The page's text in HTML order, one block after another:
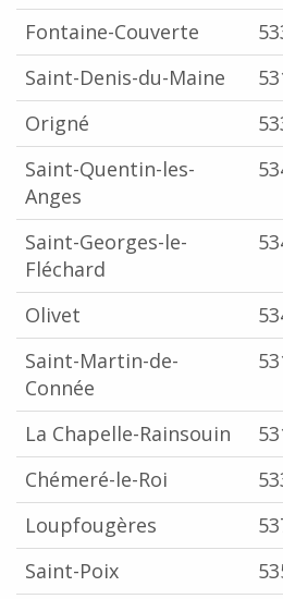
Fontaine-Couverte
Saint-Denis-du-Maine
Origné
Saint-Quentin-les-
Anges
Saint-Georges-le-
Fléchard
Olivet
Saint-Martin-de-
Connée
La Chapelle-Rainsouin
Chémeré-le-Roi
Loupfougères
Saint-Poix